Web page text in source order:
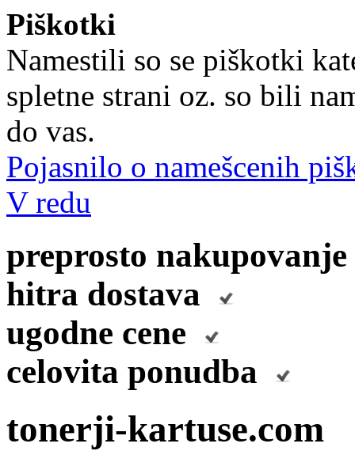
Piškotki
Namestili so se piškotki
spletne strani oz. so bili
do vas.
Pojasnilo o namešcenih
V redu
preprosto
hitra dostava
ugodne cene
celovita ponudba
tonerji-kartuse.com